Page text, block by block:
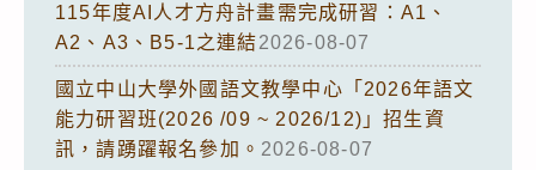
115年度AI人才方舟計畫需完成研習：A1、
A2、A3、B5-1之連結2026-08-07
國立中山大學外國語文教學中心「2026年語文
能力研習班(2026 /09 ~ 2026/12)」招生資
訊，請踴躍報名參加。 2026-08-07